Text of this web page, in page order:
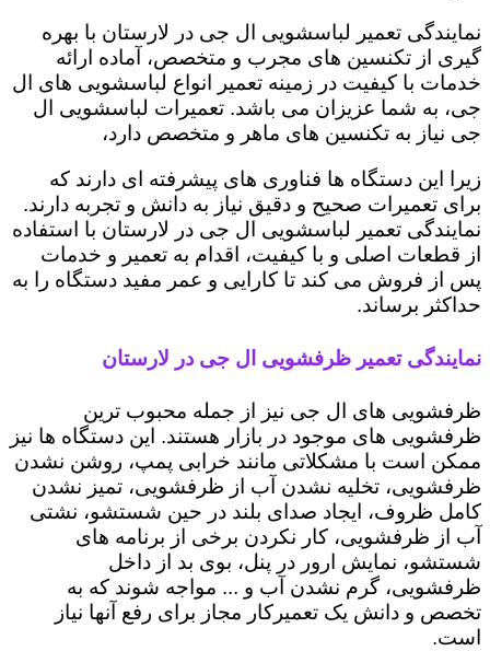
نمایندگی تعمیر لباسشویی ال جی در لارستان با بهره
گیری از تکنسین های مجرب و متخصص، آماده ارائه
خدمات با کیفیت در زمینه تعمیر انواع لباسشویی های ال
جی، به شما عزیزان می باشد. تعمیرات لباسشویی ال
جی نیاز به تکنسین های ماهر و متخصص دارد،
زیرا این دستگاه ها فناوری های پیشرفته ای دارند که
برای تعمیرات صحیح و دقیق نیاز به دانش و تجربه دارند.
نمایندگی تعمیر لباسشویی ال جی در لارستان با استفاده
از قطعات اصلی و با کیفیت، اقدام به تعمیر و خدمات
پس از فروش می کند تا کارایی و عمر مفید دستگاه را به
حداکثر برساند.
نمایندگی تعمیر ظرفشویی ال جی در لارستان
ظرفشویی های ال جی نیز از جمله محبوب ترین
ظرفشویی های موجود در بازار هستند. این دستگاه ها نیز
ممکن است با مشکلاتی مانند خرابی پمپ، روشن نشدن
ظرفشویی، تخلیه نشدن آب از ظرفشویی، تمیز نشدن
کامل ظروف، ایجاد صدای بلند در حین شستشو، نشتی
آب از ظرفشویی، کار نکردن برخی از برنامه های
شستشو، نمایش ارور در پنل، بوی بد از داخل
ظرفشویی، گرم نشدن آب و ... مواجه شوند که به
تخصص و دانش یک تعمیرکار مجاز برای رفع آنها نیاز
است.